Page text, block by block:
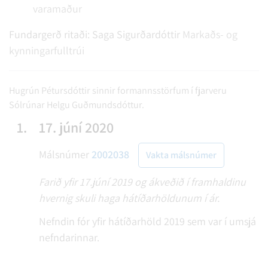
varamaður
Fundargerð ritaði: Saga Sigurðardóttir Markaðs- og
kynningarfulltrúi
Hugrún Pétursdóttir sinnir formannsstörfum í fjarveru
Sólrúnar Helgu Guðmundsdóttur.
1. 17. júní 2020
Málsnúmer 2002038 Vakta málsnúmer
Farið yfir 17.júní 2019 og ákveðið í framhaldinu
hvernig skuli haga hátíðarhöldunum í ár.
Nefndin fór yfir hátíðarhöld 2019 sem var í umsjá
nefndarinnar.